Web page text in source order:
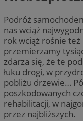
Podróż
nas wciąż
rok wciąż rośnie
przemierzamy
zdarza się, że te
łuku drogi, w
pobliżu drzewie…
poszkodowanych
rehabilitacji, w
przez najbliższych.